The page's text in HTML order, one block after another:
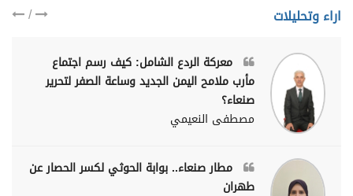
اراء وتحليلات /
معركة الردع الشامل: كيف رسم اجتماع
مأرب ملامح اليمن الجديد وساعة الصفر لتحرير
صنعاء؟
مصطفى النعيمي
مطار صنعاء.. بوابة الحوثي لكسر الحصار عن
طهران